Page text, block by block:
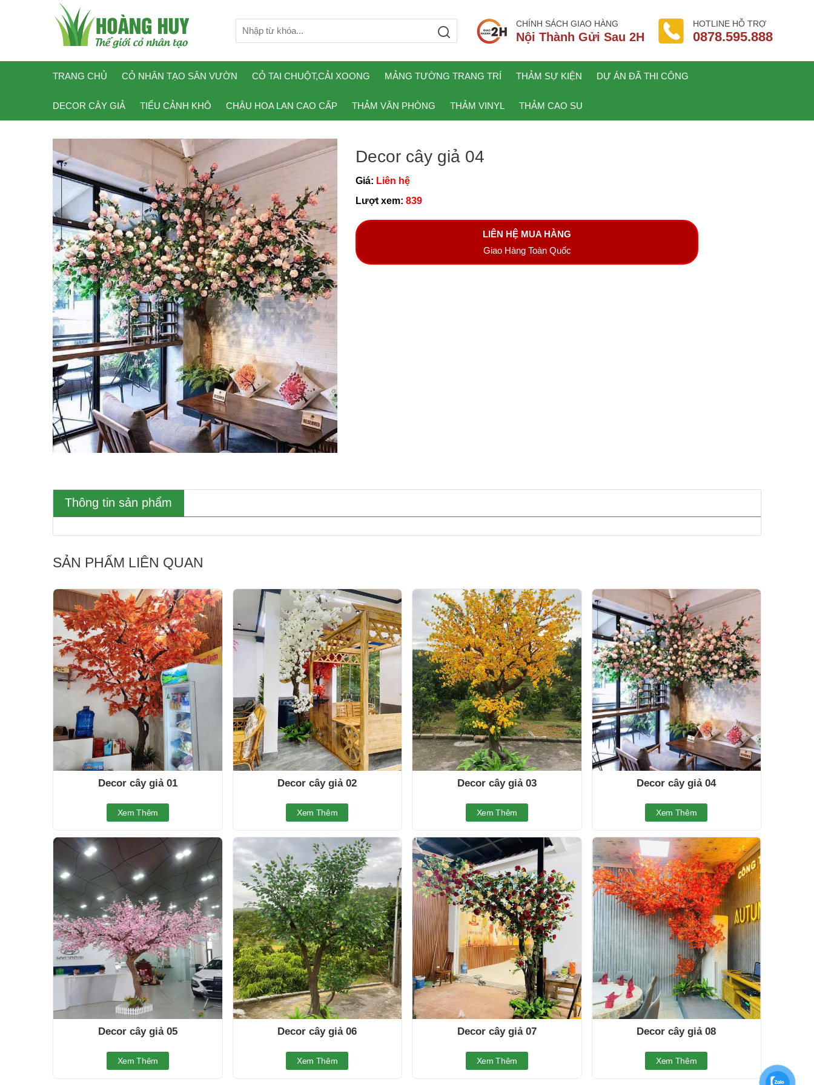
CHÍNH SÁCH GIAO HÀNG
Nội Thành Gửi Sau 2H
HOTLINE HỖ TRỢ
0878.595.888
TRANG CHỦ CỎ NHÂN TẠO SÂN VƯỜN CỎ TAI CHUỘT,CẢI XOONG MẢNG TƯỜNG TRANG TRÍ THẢM SỰ KIỆN DỰ ÁN ĐÃ THI CÔNG
DECOR CÂY GIẢ TIỂU CẢNH KHÔ CHẬU HOA LAN CAO CẤP THẢM VĂN PHÒNG THẢM VINYL THẢM CAO SU
Decor cây giả 04
Giá: Liên hệ
Lượt xem: 839
LIÊN HỆ MUA HÀNG
Giao Hàng Toàn Quốc
Thông tin sản phẩm
SẢN PHẨM LIÊN QUAN
Decor cây giả 01
Xem Thêm
Decor cây giả 02
Xem Thêm
Decor cây giả 03
Xem Thêm
Decor cây giả 04
Xem Thêm
Decor cây giả 05
Xem Thêm
Decor cây giả 06
Xem Thêm
Decor cây giả 07
Xem Thêm
Decor cây giả 08
Xem Thêm